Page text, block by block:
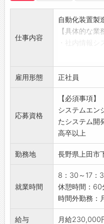
仕事内容
自動化装置製
【具体的な業
・ITインフラ
・PC等のIT
【おすすめポ
・フレックス
・創業以来39
・土日祝休み
・駐車場完備
・有休消化率
・産育休/介
取得）、復帰
【やりがい】
・Iotを活用し
・生産効率
【覚悟してほ
雇用形態 正社員
応募資格
【必須事項】
システムエン
たシステム開
高卒以上
勤務地 長野県上田市
就業時間
8：30～17：
休憩時間：60
時間外勤務：
給与 月給230,000